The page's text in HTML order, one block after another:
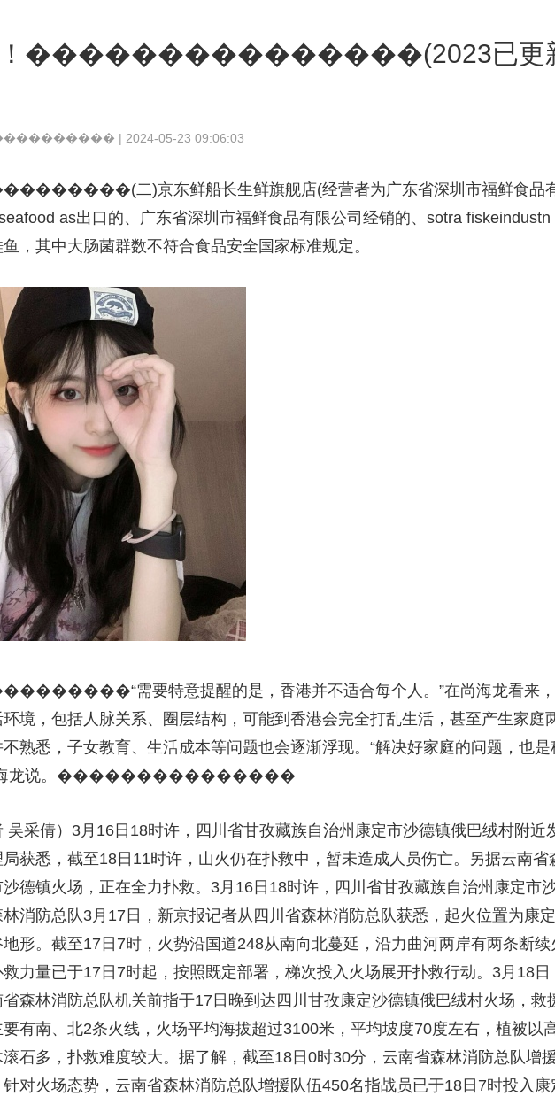
！���������������(2023已更新(
| 2024-05-23 09:06:03
二)京东鲜船长生鲜旗舰店(经营者为广东省深圳市福鲜食品有
as出口的、广东省深圳市福鲜食品有限公司经销的、sotra
，其中大肠菌群数不符合食品安全国家标准规定。
需要特意提醒的是，香港并不适合每个人。”在尚海龙看来，高
境，包括人脉关系、圈层结构，可能到香港会完全打乱生活，甚至产生家庭
熟悉，子女教育、生活成本等问题也会逐渐浮现。“解决好家庭的问题，也
尚海龙说。���������������
吴采倩）3月16日18时许，四川省甘孜藏族自治州康定市沙德镇俄巴绒村附近
获悉，截至18日11时许，山火仍在扑救中，暂未造成人员伤亡。另据云南
德镇火场，正在全力扑救。3月16日18时许，四川省甘孜藏族自治州康定市
消防总队3月17日，新京报记者从四川省森林消防总队获悉，起火位置为康
形。截至17日7时，火势沿国道248从南向北蔓延，沿力曲河两岸有两条断
力量已于17日7时起，按照既定部署，梯次投入火场展开扑救行动。3月18
森林消防总队机关前指于17日晚到达四川甘孜康定沙德镇俄巴绒村火场，救
有南、北2条火线，火场平均海拔超过3100米，平均坡度70度左右，植被以
石多，扑救难度较大。据了解，截至18日0时30分，云南省森林消防总队增
对火场态势，云南省森林消防总队增援队伍450名指战员已于18日7时投入